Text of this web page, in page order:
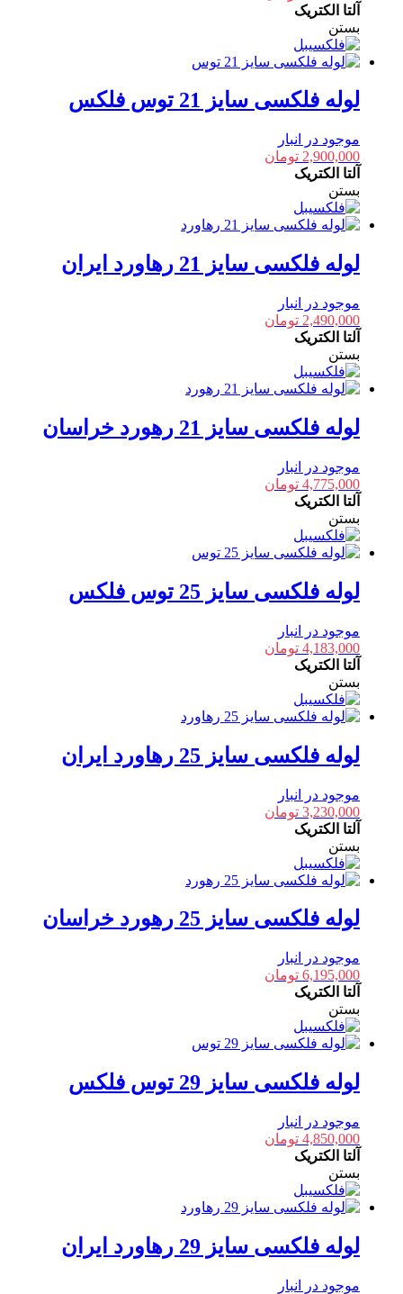
آلتا الکتریک
بستن
لوله فلکسی سایز 21 توس فلکس
موجود در انبار
2,900,000 تومان
آلتا الکتریک
بستن
لوله فلکسی سایز 21 رهاورد ایران
موجود در انبار
2,490,000 تومان
آلتا الکتریک
بستن
لوله فلکسی سایز 21 رهورد خراسان
موجود در انبار
4,775,000 تومان
آلتا الکتریک
بستن
لوله فلکسی سایز 25 توس فلکس
موجود در انبار
4,183,000 تومان
آلتا الکتریک
بستن
لوله فلکسی سایز 25 رهاورد ایران
موجود در انبار
3,230,000 تومان
آلتا الکتریک
بستن
لوله فلکسی سایز 25 رهورد خراسان
موجود در انبار
6,195,000 تومان
آلتا الکتریک
بستن
لوله فلکسی سایز 29 توس فلکس
موجود در انبار
4,850,000 تومان
آلتا الکتریک
بستن
لوله فلکسی سایز 29 رهاورد ایران
موجود در انبار